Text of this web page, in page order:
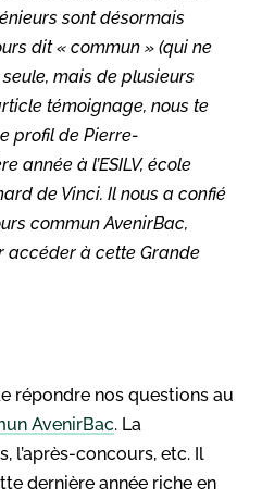
sont désormais
dit « commun » (qui ne
seule, mais de plusieurs
témoignage, nous te
profil de Pierre-
année à l’ESILV, école
de Vinci. Il nous a confié
commun AvenirBac,
à cette Grande
répondre nos questions au
AvenirBac. La
l’après-concours, etc. Il
dernière année riche en